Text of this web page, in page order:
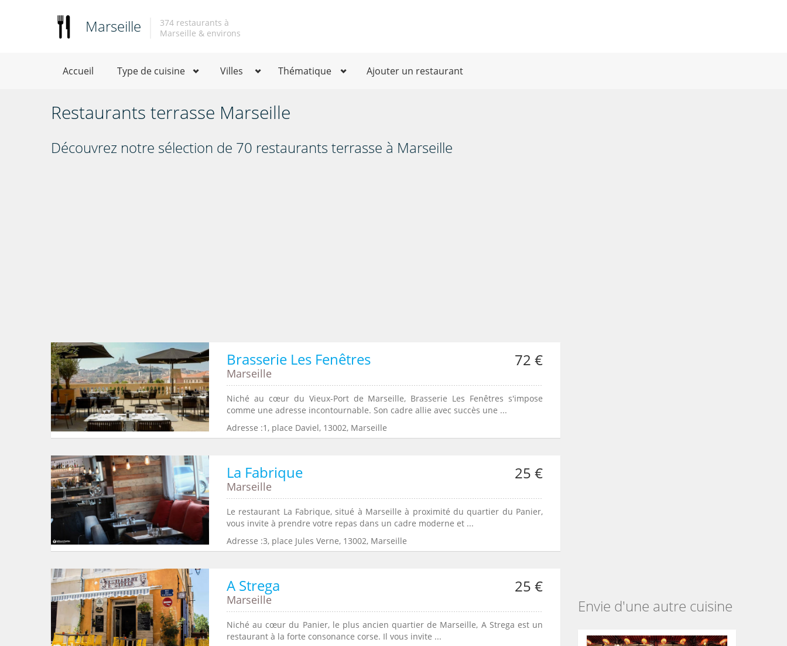
Marseille
374 restaurants à
Marseille & environs
Accueil Type de cuisine Villes Thématique Ajouter un restaurant
Restaurants terrasse Marseille
Découvrez notre sélection de 70 restaurants terrasse à Marseille
Brasserie Les Fenêtres 72 €
Marseille
Niché au cœur du Vieux-Port de Marseille, Brasserie Les Fenêtres s'impose
comme une adresse incontournable. Son cadre allie avec succès une ...
Adresse :1, place Daviel, 13002, Marseille
La Fabrique 25 €
Marseille
Le restaurant La Fabrique, situé à Marseille à proximité du quartier du Panier,
vous invite à prendre votre repas dans un cadre moderne et ...
Adresse :3, place Jules Verne, 13002, Marseille
A Strega 25 €
Marseille
Niché au cœur du Panier, le plus ancien quartier de Marseille, A Strega est un
restaurant à la forte consonance corse. Il vous invite ...
Envie d'une autre cuisine